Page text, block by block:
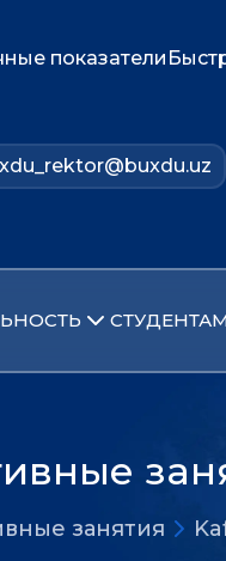
показатели
занятия